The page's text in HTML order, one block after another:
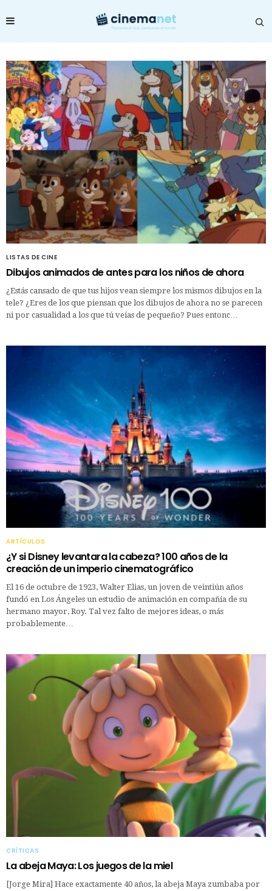
LISTAS DE CINE
Dibujos animados de antes para los niños de ahora
¿Estás cansado de que tus hijos vean siempre los mismos dibujos en la
tele? ¿Eres de los que piensan que los dibujos de ahora no se parecen
ni por casualidad a los que tú veías de pequeño? Pues entonc…
ARTÍCULOS
¿Y si Disney levantara la cabeza? 100 años de la
creación de un imperio cinematográfico
El 16 de octubre de 1923, Walter Elias, un joven de veintiún años
fundó en Los Ángeles un estudio de animación en compañía de su
hermano mayor, Roy. Tal vez falto de mejores ideas, o más
probablemente…
CRÍTICAS
La abeja Maya: Los juegos de la miel
[Jorge Mira] Hace exactamente 40 años, la abeja Maya zumbaba por